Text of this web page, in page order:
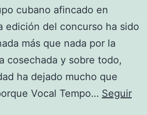
cubano afincado en
edición del concurso ha sido
más que nada por la
cosechada y sobre todo,
ha dejado mucho que
Vocal Tempo… Seguir